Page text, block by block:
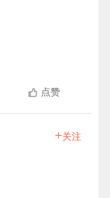
点赞
+关注